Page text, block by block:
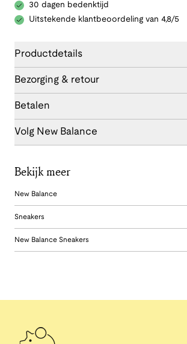
30 dagen bedenktijd
Uitstekende klantbeoordeling van 4,8/5
Productdetails
Bezorging & retour
Betalen
Volg New Balance
Bekijk meer
New Balance
Sneakers
New Balance Sneakers